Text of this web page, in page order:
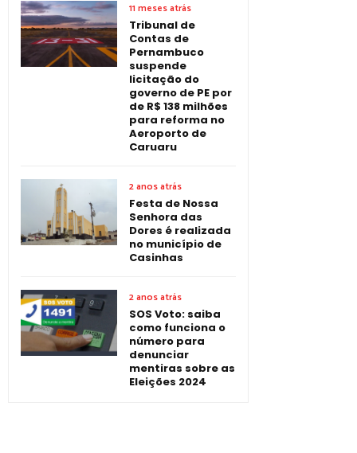
11 meses atrás
Tribunal de
Contas de
Pernambuco
suspende
licitação do
governo de PE por
de R$ 138 milhões
para reforma no
Aeroporto de
Caruaru
2 anos atrás
Festa de Nossa
Senhora das
Dores é realizada
no município de
Casinhas
2 anos atrás
SOS Voto: saiba
como funciona o
número para
denunciar
mentiras sobre as
Eleições 2024